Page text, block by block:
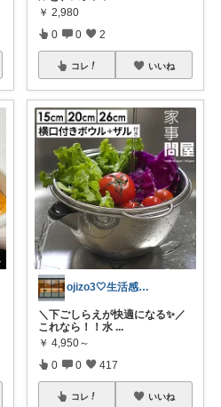
￥ 2,980
0 0 2
コレ いいね
ojizo3🤍生活感を消すインテリア
＼下ごしらえが快適になる✨／
これなら！！水 ...
￥ 4,950～
0 0 417
コレ いいね